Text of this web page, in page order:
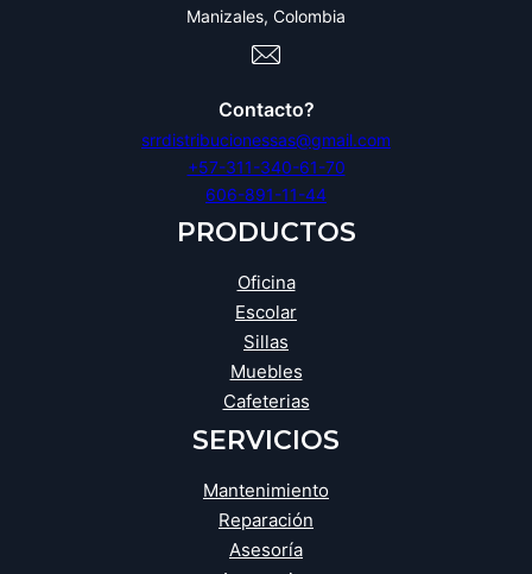
Manizales, Colombia
Contacto?
srrdistribucionessas@gmail.com
+57-311-340-61-70
606-891-11-44
PRODUCTOS
Oficina
Escolar
Sillas
Muebles
Cafeterias
SERVICIOS
Mantenimiento
Reparación
Asesoría